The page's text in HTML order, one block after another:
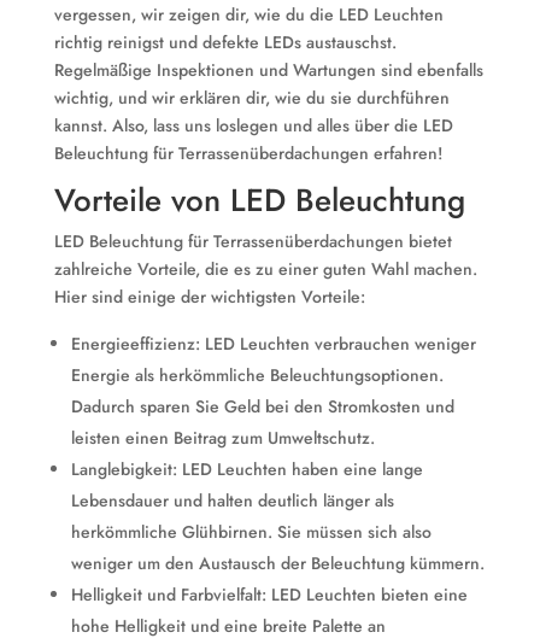
vergessen, wir zeigen dir, wie du die LED Leuchten
richtig reinigst und defekte LEDs austauschst.
Regelmäßige Inspektionen und Wartungen sind ebenfalls
wichtig, und wir erklären dir, wie du sie durchführen
kannst. Also, lass uns loslegen und alles über die LED
Beleuchtung für Terrassenüberdachungen erfahren!
Vorteile von LED Beleuchtung
LED Beleuchtung für Terrassenüberdachungen bietet
zahlreiche Vorteile, die es zu einer guten Wahl machen.
Hier sind einige der wichtigsten Vorteile:
Energieeffizienz: LED Leuchten verbrauchen weniger
Energie als herkömmliche Beleuchtungsoptionen.
Dadurch sparen Sie Geld bei den Stromkosten und
leisten einen Beitrag zum Umweltschutz.
Langlebigkeit: LED Leuchten haben eine lange
Lebensdauer und halten deutlich länger als
herkömmliche Glühbirnen. Sie müssen sich also
weniger um den Austausch der Beleuchtung kümmern.
Helligkeit und Farbvielfalt: LED Leuchten bieten eine
hohe Helligkeit und eine breite Palette an